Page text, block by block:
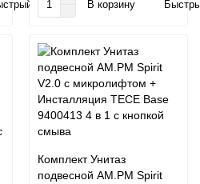
заказ В корзину
Комплект Унитаз
подвесной AM.PM Spirit